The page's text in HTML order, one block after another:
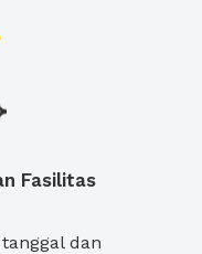
Fasilitas
dan